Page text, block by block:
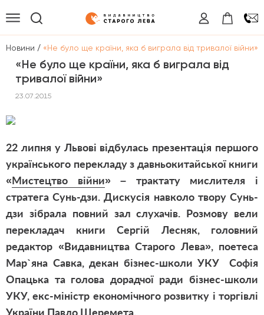
Новини / «Не було ще країни, яка б виграла від тривалої війни»
«Не було ще країни, яка б виграла від
тривалої війни»
23.07.2015
22 липня у Львові відбулась презентація першого
українського перекладу з давньокитайської книги
«Мистецтво війни» – трактату мислителя і
стратега Сунь-дзи. Дискусія навколо твору Сунь-
дзи зібрала повний зал слухачів. Розмову вели
перекладач книги Сергій Лесняк, головний
редактор «Видавництва Старого Лева», поетеса
Мар`яна Савка, декан бізнес-школи УКУ Софія
Опацька та голова дорадчої ради бізнес-школи
УКУ, екс-міністр економічного розвитку і торгівлі
України Павло Шеремета.